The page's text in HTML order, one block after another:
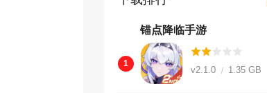
锚点降临手游
1
v2.1.0 1.35 GB